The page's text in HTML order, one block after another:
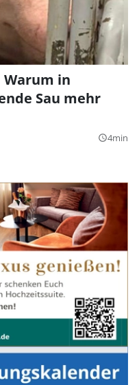
Warum in
Sau mehr
query_builder4min